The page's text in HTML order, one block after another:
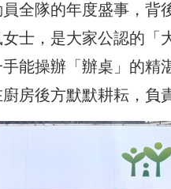
員全隊的年度盛事，
女士，是大家公認的「
手能操辦「辦桌」的精
房後方默默耕耘，負